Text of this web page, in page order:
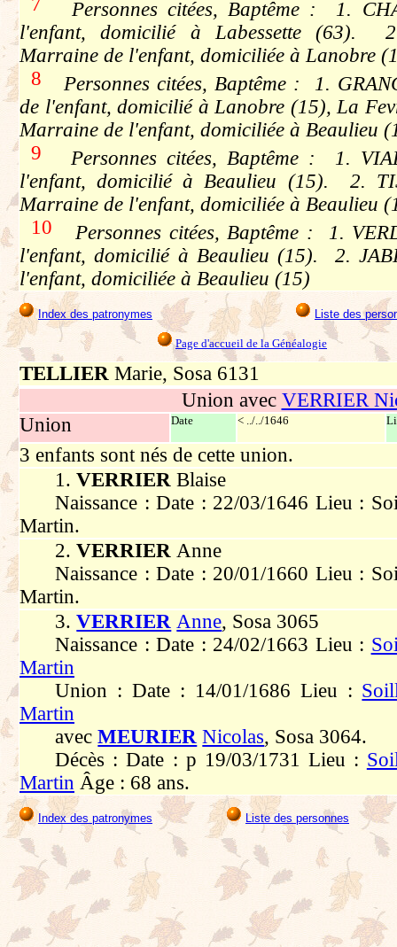
Personnes citées, Baptême : 1.
l'enfant, domicilié à Labessette (63).
Marraine de l'enfant, domiciliée à Lanobre
8 Personnes citées, Baptême : 1.
de l'enfant, domicilié à Lanobre (15), La
Marraine de l'enfant, domiciliée à Beaulieu
9 Personnes citées, Baptême : 1.
l'enfant, domicilié à Beaulieu (15). 2.
Marraine de l'enfant, domiciliée à Beaulieu
10 Personnes citées, Baptême : 1.
l'enfant, domicilié à Beaulieu (15). 2.
l'enfant, domiciliée à Beaulieu (15)
Index des patronymes Liste des
Page d'accueil de la Généalogie
TELLIER Marie, Sosa 6131
Union avec VERRIER
Union
Date < ../../1646
3 enfants sont nés de cette union.
1.VERRIERBlaise
Naissance : Date : 22/03/1646 Lieu :
Martin.
2.VERRIERAnne
Naissance : Date : 20/01/1660 Lieu :
Martin.
3.VERRIER Anne, Sosa 3065
Naissance : Date : 24/02/1663 Lieu :
Martin
Union : Date : 14/01/1686 Lieu :
Martin
avecMEURIER Nicolas, Sosa 3064.
Décès : Date : p 19/03/1731 Lieu :
Martin Âge : 68 ans.
Index des patronymes Liste des personnes